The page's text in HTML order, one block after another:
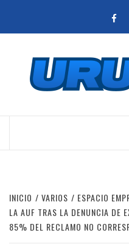
contenido
INICIO VARIOS ESPACIO
LA AUF TRAS LA DENUNCIA DE
85% DEL RECLAMO NO